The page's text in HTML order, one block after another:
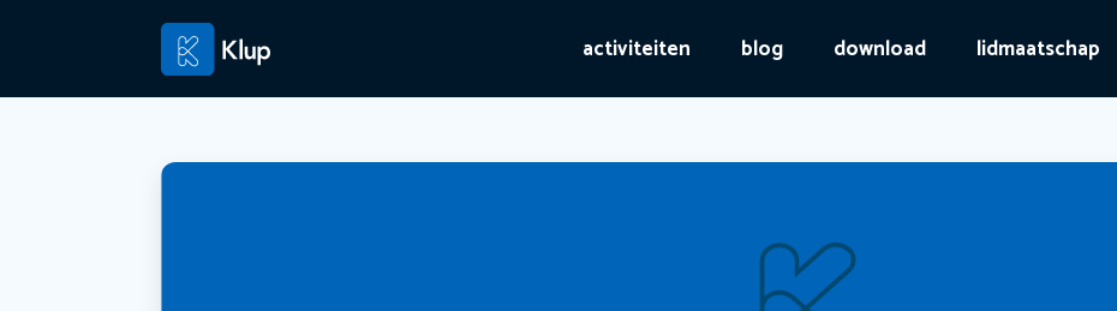
activiteiten blog download lidmaatschap